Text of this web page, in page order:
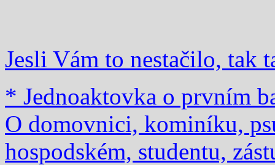
Jesli Vám to nestačilo, tak
* Jednoaktovka o prvním
O domovnici, kominíku,
hospodském, studentu,